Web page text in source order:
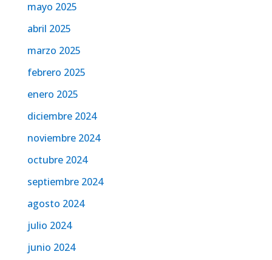
mayo 2025
abril 2025
marzo 2025
febrero 2025
enero 2025
diciembre 2024
noviembre 2024
octubre 2024
septiembre 2024
agosto 2024
julio 2024
junio 2024